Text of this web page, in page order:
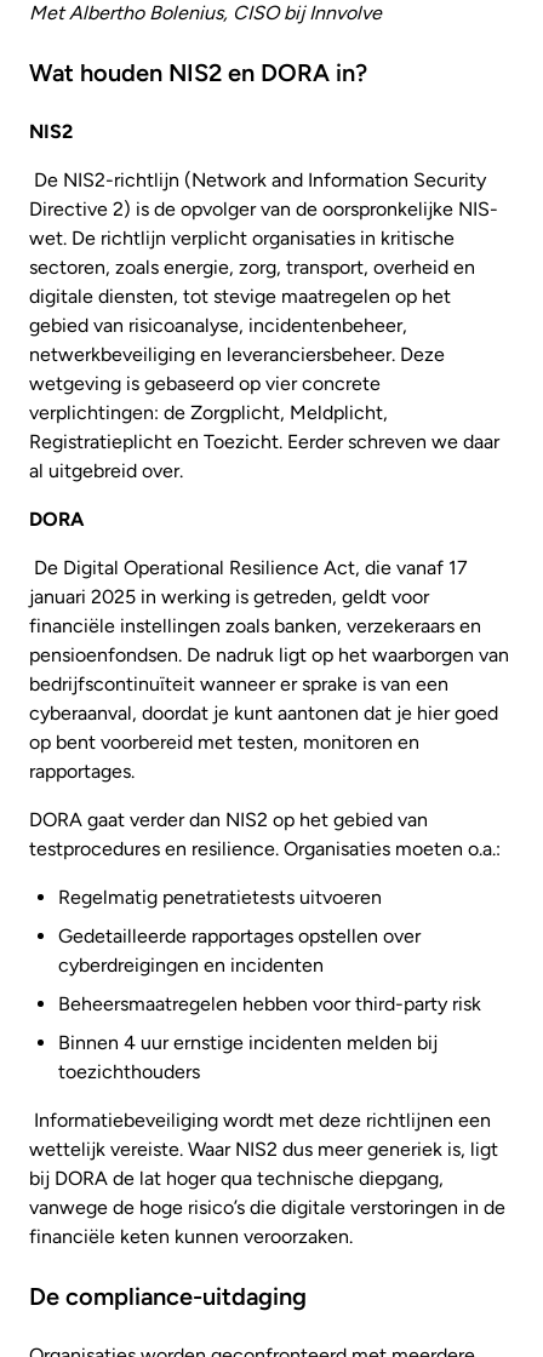
Met Albertho Bolenius, CISO bij Innvolve
Wat houden NIS2 en DORA in?
NIS2
De NIS2-richtlijn (Network and Information Security
Directive 2) is de opvolger van de oorspronkelijke NIS-
wet. De richtlijn verplicht organisaties in kritische
sectoren, zoals energie, zorg, transport, overheid en
digitale diensten, tot stevige maatregelen op het
gebied van risicoanalyse, incidentenbeheer,
netwerkbeveiliging en leveranciersbeheer. Deze
wetgeving is gebaseerd op vier concrete
verplichtingen: de Zorgplicht, Meldplicht,
Registratieplicht en Toezicht. Eerder schreven we daar
al uitgebreid over.
DORA
De Digital Operational Resilience Act, die vanaf 17
januari 2025 in werking is getreden, geldt voor
financiële instellingen zoals banken, verzekeraars en
pensioenfondsen. De nadruk ligt op het waarborgen van
bedrijfscontinuïteit wanneer er sprake is van een
cyberaanval, doordat je kunt aantonen dat je hier goed
op bent voorbereid met testen, monitoren en
rapportages.
DORA gaat verder dan NIS2 op het gebied van
testprocedures en resilience. Organisaties moeten o.a.:
Regelmatig penetratietests uitvoeren
Gedetailleerde rapportages opstellen over
cyberdreigingen en incidenten
Beheersmaatregelen hebben voor third-party risk
Binnen 4 uur ernstige incidenten melden bij
toezichthouders
Informatiebeveiliging wordt met deze richtlijnen een
wettelijk vereiste. Waar NIS2 dus meer generiek is, ligt
bij DORA de lat hoger qua technische diepgang,
vanwege de hoge risico’s die digitale verstoringen in de
financiële keten kunnen veroorzaken.
De compliance-uitdaging